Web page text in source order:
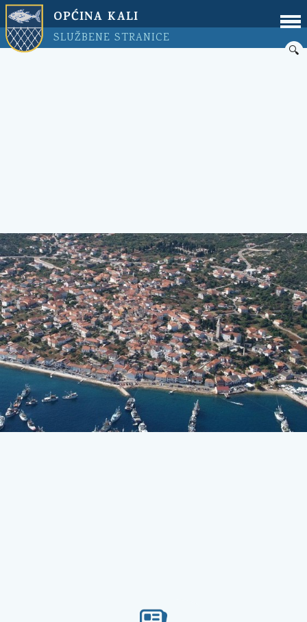
OPĆINA KALI
SLUŽBENE STRANICE
🔍